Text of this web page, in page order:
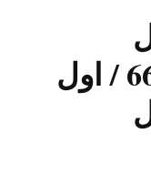
مشرف / 66409555 / اول